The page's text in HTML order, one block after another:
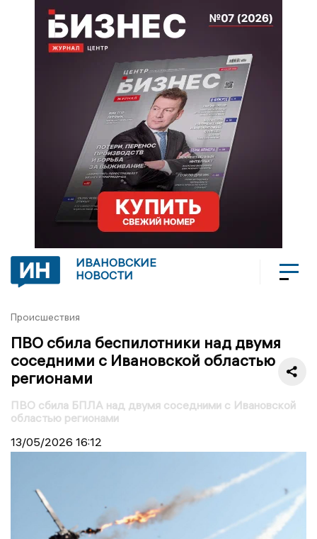
ИВАНОВСКИЕ
НОВОСТИ
Происшествия
ПВО сбила беспилотники над двумя
соседними с Ивановской областью
регионами
ПВО сбила БПЛА над двумя соседними с Ивановской
областью регионами
13/05/2026 16:12